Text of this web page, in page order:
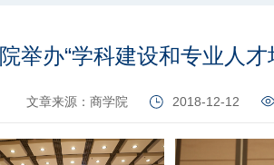
举办“学科建设和专业人才
文章来源：商学院 2018-12-12